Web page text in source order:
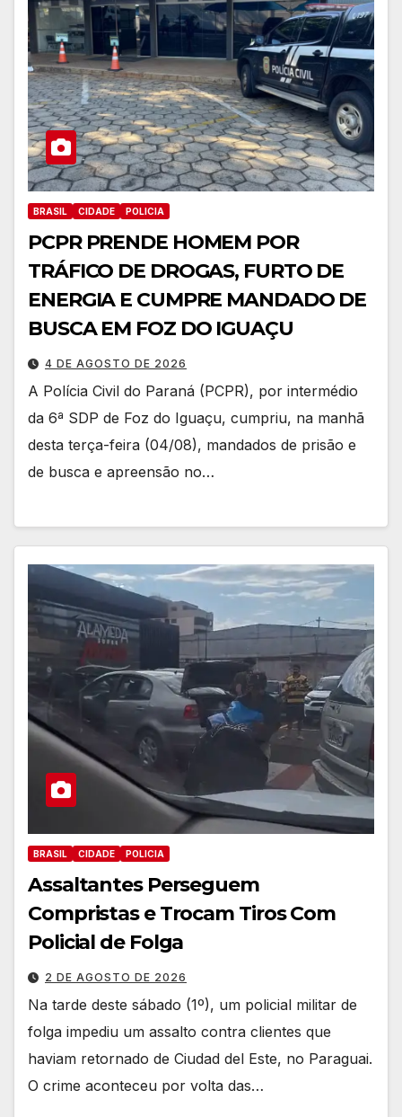
BRASIL CIDADE POLICIA
PCPR PRENDE HOMEM POR
TRÁFICO DE DROGAS, FURTO DE
ENERGIA E CUMPRE MANDADO DE
BUSCA EM FOZ DO IGUAÇU
4 DE AGOSTO DE 2026
A Polícia Civil do Paraná (PCPR), por intermédio
da 6ª SDP de Foz do Iguaçu, cumpriu, na manhã
desta terça-feira (04/08), mandados de prisão e
de busca e apreensão no…
BRASIL CIDADE POLICIA
Assaltantes Perseguem
Compristas e Trocam Tiros Com
Policial de Folga
2 DE AGOSTO DE 2026
Na tarde deste sábado (1º), um policial militar de
folga impediu um assalto contra clientes que
haviam retornado de Ciudad del Este, no Paraguai.
O crime aconteceu por volta das…